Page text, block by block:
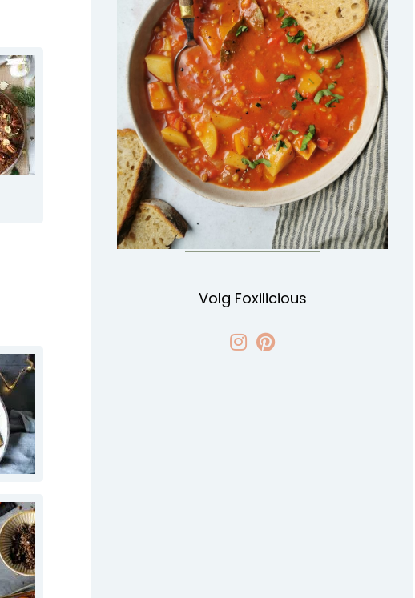
Volg Foxilicious